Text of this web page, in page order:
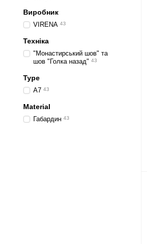
Виробник
VIRENA 43
Техніка
"Монастирський шов" та
шов "Голка назад" 43
Type
А7 43
Material
Габардин 43